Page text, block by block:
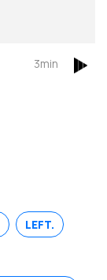
3min
LEFT.